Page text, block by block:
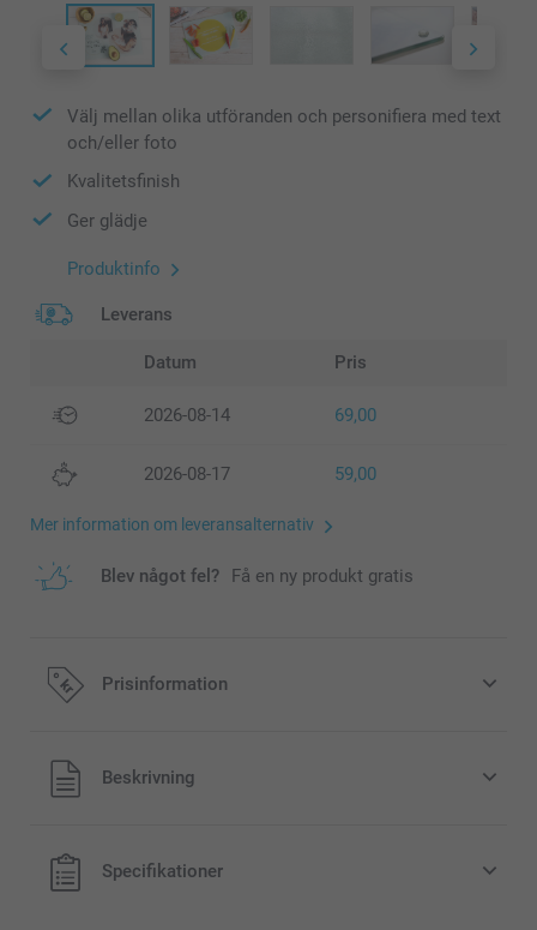
Välj mellan olika utföranden och personifiera med text
och/eller foto
Kvalitetsfinish
Ger glädje
Produktinfo
Leverans
Datum Pris
2026-08-14 69,00
2026-08-17 59,00
Mer information om leveransalternativ
Blev något fel? Få en ny produkt gratis
Prisinformation
Alla priser är i svenska kronor (SEK), inklusive moms och
exklusive porto.
Beskrivning
Specifikationer